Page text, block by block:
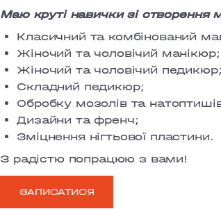
Маю круті навички зі створення
Класичний та комбінований
Жіночий та чоловічий манікюр;
Жіночий та чоловічий педикюр;
Складний педикюр;
Обробку мозолів та
Дизайни та френч;
Зміцнення нігтьової пластини.
З радістю попрацюю з вами!
ЗАПИСАТИСЯ